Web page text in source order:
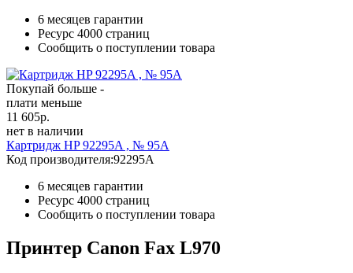
6 месяцев гарантии
Ресурс 4000 страниц
Сообщить о поступлении товара
Покупай больше -
плати меньше
11 605р.
нет в наличии
Картридж HP 92295A , № 95A
Код производителя:92295A
6 месяцев гарантии
Ресурс 4000 страниц
Сообщить о поступлении товара
Принтер Canon Fax L970